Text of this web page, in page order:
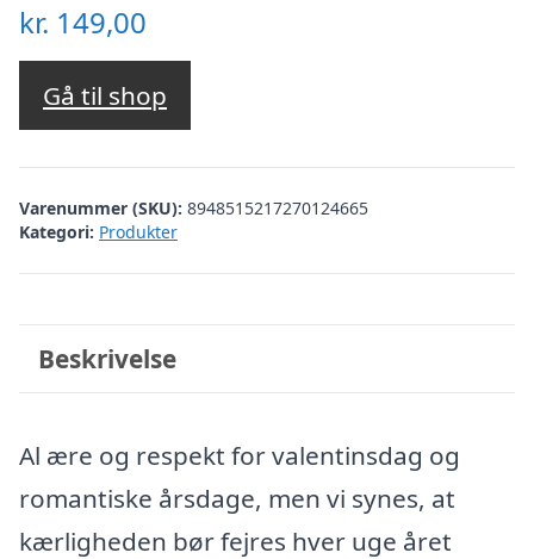
kr. 149,00
Gå til shop
Varenummer (SKU): 8948515217270124665
Kategori: Produkter
Beskrivelse
Al ære og respekt for valentinsdag og
romantiske årsdage, men vi synes, at
kærligheden bør fejres hver uge året